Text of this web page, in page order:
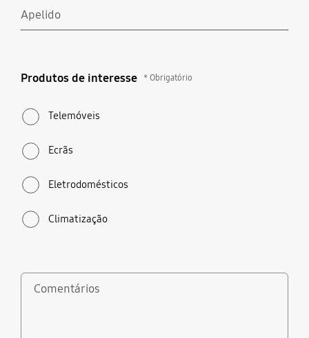
Apelido
Produtos de interesse * Obrigatório
Telemóveis
Ecrãs
Eletrodomésticos
Climatização
Comentários